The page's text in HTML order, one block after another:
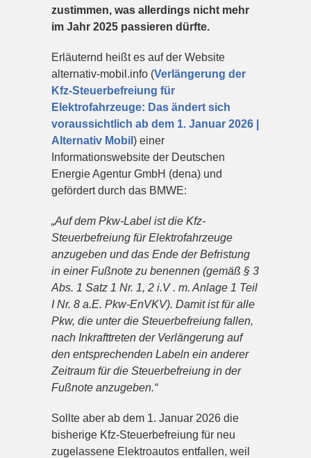
zustimmen, was allerdings nicht mehr
im Jahr 2025 passieren dürfte.
Erläuternd heißt es auf der Website
alternativ-mobil.info (Verlängerung der
Kfz-Steuerbefreiung für
Elektrofahrzeuge: Das ändert sich
voraussichtlich ab dem 1. Januar 2026 |
Alternativ Mobil ) einer
Informationswebsite der Deutschen
Energie Agentur GmbH (dena) und
gefördert durch das BMWE:
„Auf dem Pkw-Label ist die Kfz-
Steuerbefreiung für Elektrofahrzeuge
anzugeben und das Ende der Befristung
in einer Fußnote zu benennen (gemäß § 3
Abs. 1 Satz 1 Nr. 1, 2 i.V . m. Anlage 1 Teil
I Nr. 8 a.E. Pkw-EnVKV). Damit ist für alle
Pkw, die unter die Steuerbefreiung fallen,
nach Inkrafttreten der Verlängerung auf
den entsprechenden Labeln ein anderer
Zeitraum für die Steuerbefreiung in der
Fußnote anzugeben.“
Sollte aber ab dem 1. Januar 2026 die
bisherige Kfz-Steuerbefreiung für neu
zugelassene Elektroautos entfallen, weil